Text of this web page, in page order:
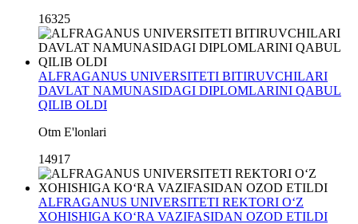
16325
ALFRAGANUS UNIVERSITETI BITIRUVCHILARI
DAVLAT NAMUNASIDAGI DIPLOMLARINI QABUL
QILIB OLDI
Otm E'lonlari
14917
ALFRAGANUS UNIVERSITETI REKTORI O‘Z
XOHISHIGA KO‘RA VAZIFASIDAN OZOD ETILDI